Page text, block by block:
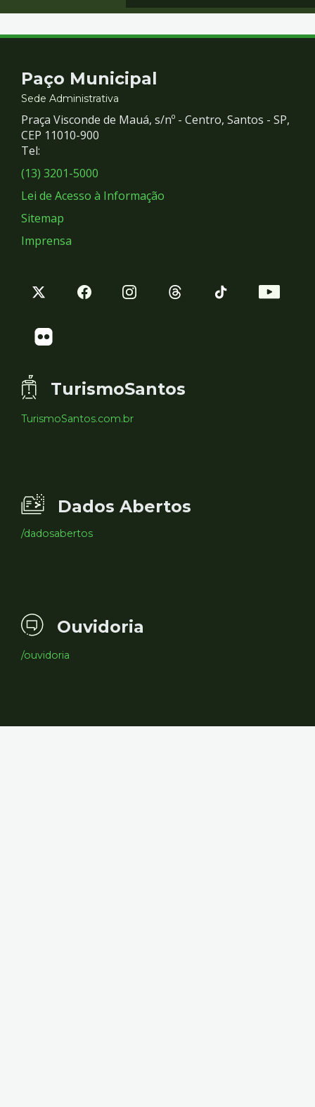
Contato
e
Redes
Sociais
Paço Municipal
Sede Administrativa
Praça Visconde de Mauá, s/nº - Centro, Santos - SP,
CEP 11010-900
Tel:
(13) 3201-5000
Lei de Acesso à Informação
Sitemap
Imprensa
TurismoSantos
TurismoSantos.com.br
Dados Abertos
/dadosabertos
Ouvidoria
/ouvidoria